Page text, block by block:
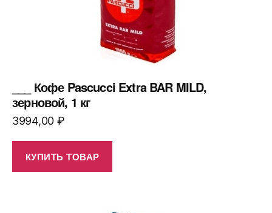
___ Кофе Pascucci Extra BAR MILD,
зерновой, 1 кг
3994,00 ₽
КУПИТЬ ТОВАР